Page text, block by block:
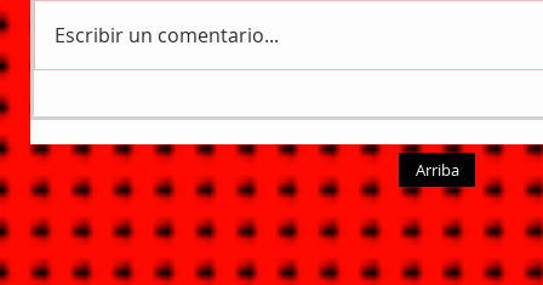
Escribir un comentario...
Arriba